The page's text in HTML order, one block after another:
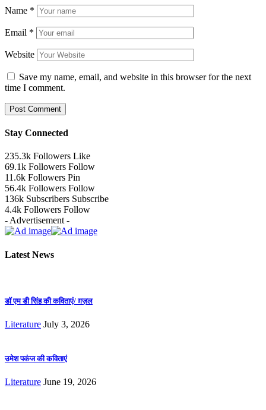
Name *
Email *
Website
Save my name, email, and website in this browser for the next
time I comment.
Stay Connected
235.3k Followers Like
69.1k Followers Follow
11.6k Followers Pin
56.4k Followers Follow
136k Subscribers Subscribe
4.4k Followers Follow
- Advertisement -
Latest News
डॉ एम डी सिंह की कविताएं/ ग़ज़ल
Literature July 3, 2026
उमेश पकंज की कविताएं
Literature June 19, 2026